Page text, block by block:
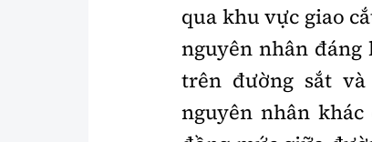
qua khu vực giao
nguyên nhân
trên đường sắt
nguyên nhân